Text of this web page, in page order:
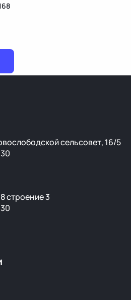
сельсовет, 16/5
строение 3